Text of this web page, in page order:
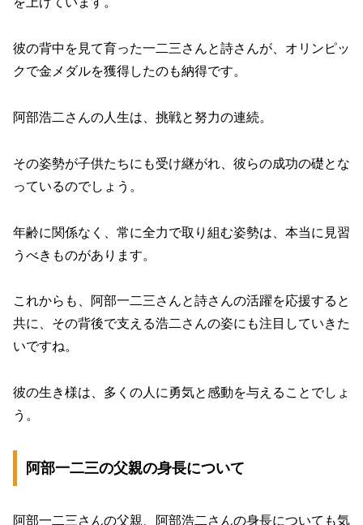
彼の背中を見て育った一二三さんと詩さんが、オリンピッ
クで金メダルを獲得したのも納得です。
阿部浩二さんの人生は、挑戦と努力の連続。
その姿勢が子供たちにも受け継がれ、彼らの成功の礎とな
っているのでしょう。
年齢に関係なく、常に全力で取り組む姿勢は、本当に見習
うべきものがあります。
これからも、阿部一二三さんと詩さんの活躍を応援すると
共に、その背後で支える浩二さんの姿にも注目していきた
いですね。
彼の生き様は、多くの人に勇気と感動を与えることでしょ
う。
阿部一二三の父親の身長について
阿部一二三さんの父親、阿部浩二さんの身長についても気